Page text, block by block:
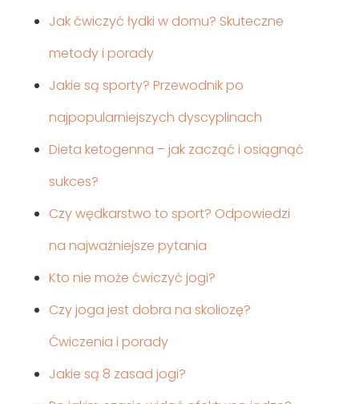
Jak ćwiczyć łydki w domu? Skuteczne
metody i porady
Jakie są sporty? Przewodnik po
najpopularniejszych dyscyplinach
Dieta ketogenna – jak zacząć i osiągnąć
sukces?
Czy wędkarstwo to sport? Odpowiedzi
na najważniejsze pytania
Kto nie może ćwiczyć jogi?
Czy joga jest dobra na skoliozę?
Ćwiczenia i porady
Jakie są 8 zasad jogi?